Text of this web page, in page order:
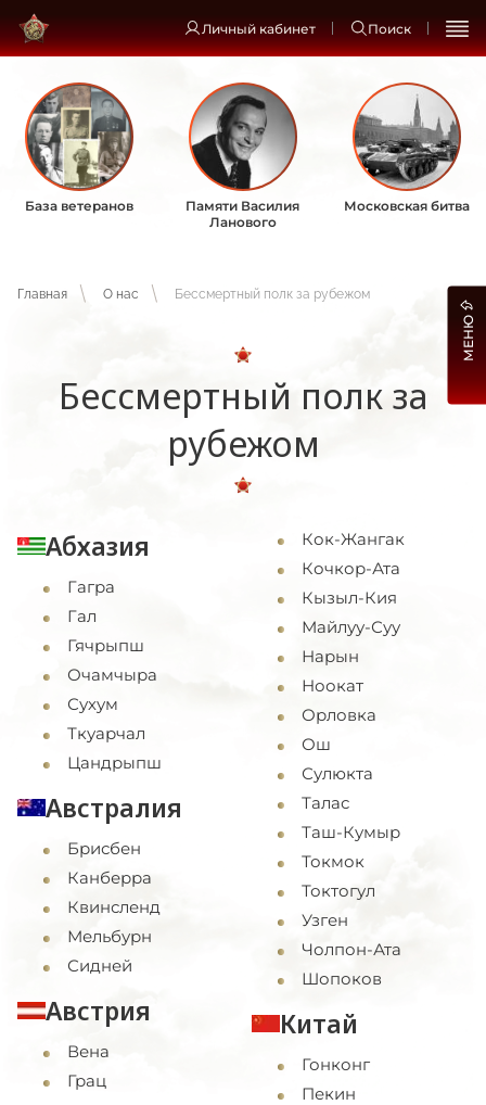
Личный кабинет Поиск
База ветеранов
Памяти Василия
Ланового
Московская битва
Главная О нас Бессмертный полк за рубежом
Бессмертный полк за
рубежом
Абхазия
Гагра
Гал
Гячрыпш
Очамчыра
Сухум
Ткуарчал
Цандрыпш
Австралия
Брисбен
Канберра
Квинсленд
Мельбурн
Сидней
Австрия
Вена
Грац
Кок-Жангак
Кочкор-Ата
Кызыл-Кия
Майлуу-Суу
Нарын
Ноокат
Орловка
Ош
Сулюкта
Талас
Таш-Кумыр
Токмок
Токтогул
Узген
Чолпон-Ата
Шопоков
Китай
Гонконг
Пекин
МЕНЮ